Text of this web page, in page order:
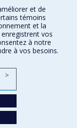
et de
témoins
et la
enregistrent vos
à notre
à vos besoins.
>